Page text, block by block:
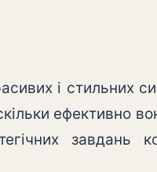
і стильних
ефективно
завдань